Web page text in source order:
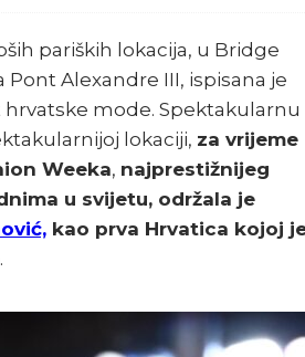
pariških lokacija, u Bridge
Alexandre III, ispisana je
mode. Spektakularnu
lokaciji, za vrijeme
Weeka, najprestižnijeg
u svijetu, održala je
kao prva Hrvatica kojoj
.